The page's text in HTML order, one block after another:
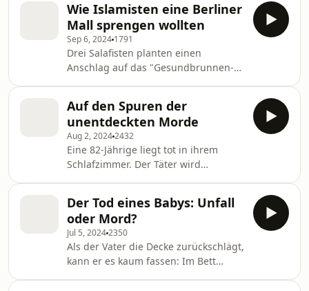
gibt Antworten.
Wie Islamisten eine Berliner
Mall sprengen wollten
Sep 6, 2024 1791
Drei Salafisten planten einen
Anschlag auf das "Gesundbrunnen-
Wie gingen die Täter vor und was
unternahm die Polizei?
Auf den Spuren der
unentdeckten Morde
Aug 2, 20242432
Eine 82-Jährige liegt tot in ihrem
Schlafzimmer. Der Täter wird
Faust verrät euch, wie sie dem
Mörder nach Jahren doch noch auf
die Schliche kam – und wieso viele
Tötungsdelikte durch Schlamperei
ungesühnt bleiben.
Der Tod eines Babys: Unfall
oder Mord?
Jul 5, 20242350
Als der Vater die Decke zurückschlägt,
kann er es kaum fassen: Im Bett